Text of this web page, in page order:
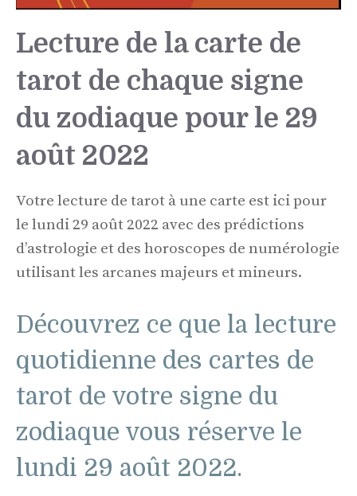
Lecture de la carte de
tarot de chaque signe
du zodiaque pour le 29
août 2022
Votre lecture de tarot à une carte est ici pour
le lundi 29 août 2022 avec des prédictions
d’astrologie et des horoscopes de numérologie
utilisant les arcanes majeurs et mineurs.
Découvrez ce que la lecture
quotidienne des cartes de
tarot de votre signe du
zodiaque vous réserve le
lundi 29 août 2022.